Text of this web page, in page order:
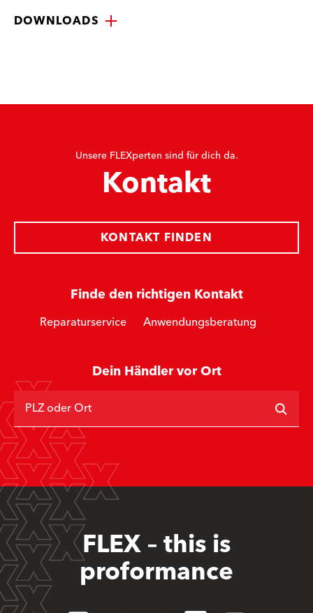
DOWNLOADS
Unsere FLEXperten sind für dich da.
Kontakt
Finde den richtigen Kontakt
Reparaturservice Anwendungsberatung
KONTAKT FINDEN
Dein Händler vor Ort
PLZ oder Ort
FLEX – this is
proformance